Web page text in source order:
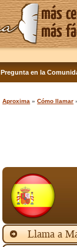
Pregunta en la
Aproxima »Cómo llamar
Llama a